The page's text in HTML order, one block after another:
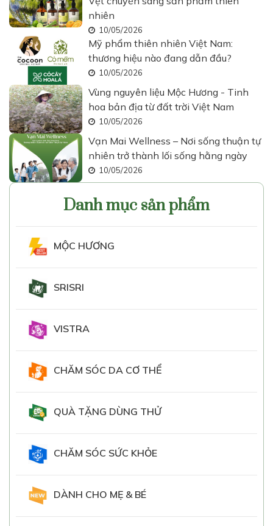
nhiên
10/05/2026
Mỹ phẩm thiên nhiên Việt Nam:
thương hiệu nào đang dẫn đầu?
10/05/2026
Vùng nguyên liệu Mộc Hương - Tinh
hoa bản địa từ đất trời Việt Nam
10/05/2026
Vạn Mai Wellness – Nơi sống thuận tự
nhiên trở thành lối sống hằng ngày
10/05/2026
Danh mục sản phẩm
MỘC HƯƠNG
SRISRI
VISTRA
CHĂM SÓC DA CƠ THỂ
QUÀ TẶNG DÙNG THỬ
CHĂM SÓC SỨC KHỎE
DÀNH CHO MẸ & BÉ